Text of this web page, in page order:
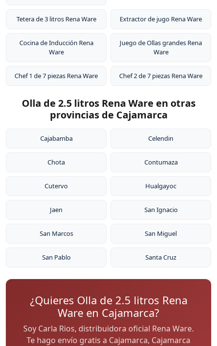
Tetera de 3 litros Rena Ware Extractor de jugo Rena Ware
Cocina de Inducción Rena
Ware
Juego de Ollas grandes Rena
Ware
Chef 1 de 7 piezas Rena Ware Chef 2 de 7 piezas Rena Ware
Olla de 2.5 litros Rena Ware en otras
provincias de Cajamarca
Cajabamba Celendin
Chota Contumaza
Cutervo Hualgayoc
Jaen San Ignacio
San Marcos San Miguel
San Pablo Santa Cruz
¿Quieres Olla de 2.5 litros Rena
Ware en Cajamarca?
Soy Carla Rios, distribuidora oficial Rena Ware.
Te hago envío gratis a Cajamarca, Cajamarca